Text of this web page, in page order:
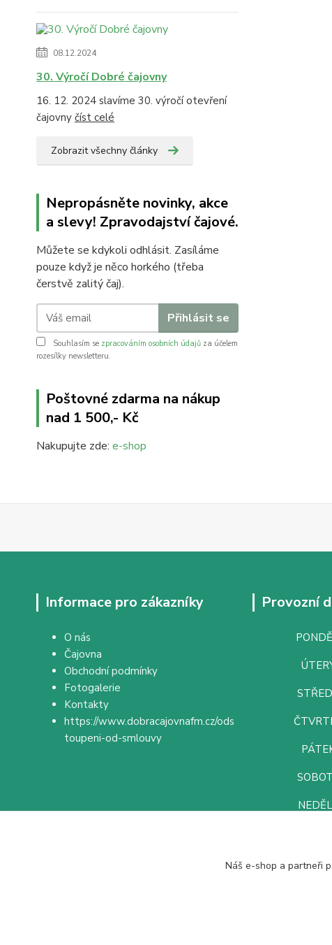
08.12.2024
30. Výročí Dobré čajovny
16. 12. 2024 slavíme 30. výročí otevření
čajovny číst celé
Zobrazit všechny články
Nepropásněte novinky, akce
a slevy! Zpravodajství čajové.
Můžete se kdykoli odhlásit. Zasíláme
pouze když je něco horkého (třeba
čerstvě zalitý čaj).
Přihlásit se
Souhlasím se zpracováním osobních údajů za účelem
rozesílky newsletteru.
Poštovné zdarma na nákup
nad 1 500,- Kč
Nakupujte zde: e-shop
Informace pro zákazníky
O nás
Čajovna
Obchodní podmínky
Fotogalerie
Kontakty
https://www.dobracajovnafm.cz/ods
toupeni-od-smlouvy
Provozní
Náš e-shop a partneři